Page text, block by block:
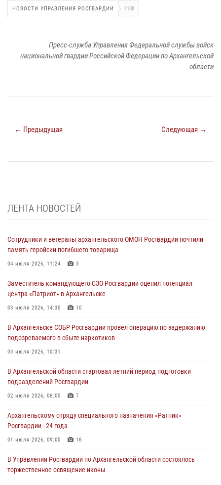
НОВОСТИ УПРАВЛЕНИЯ РОСГВАРДИИ 1188
Пресс-служба Управления Федеральной службы войск
национальной гвардии Российской Федерации по Архангельской
области
← Предыдущая Следующая →
ЛЕНТА НОВОСТЕЙ
Сотрудники и ветераны архангельского ОМОН Росгвардии почтили
память геройски погибшего товарища
04 июля 2026, 11:24 3
Заместитель командующего СЗО Росгвардии оценил потенциал
центра «Патриот» в Архангельске
03 июля 2026, 14:30 10
В Архангельске СОБР Росгвардии провел операцию по задержанию
подозреваемого в сбыте наркотиков
03 июля 2026, 10:31
В Архангельской области стартовал летний период подготовки
подразделений Росгвардии
02 июля 2026, 06:00 7
Архангельскому отряду специального назначения «Ратник»
Росгвардии - 24 года
01 июля 2026, 09:00 16
В Управлении Росгвардии по Архангельской области состоялось
торжественное освящение иконы